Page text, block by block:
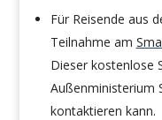
Für Reisende aus
Teilnahme am
Dieser kostenlose
Außenministerium
kontaktieren kann.